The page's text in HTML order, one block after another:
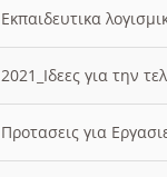
Εκπαιδευτικα
2021_Ιδεες για την
Προτασεις για